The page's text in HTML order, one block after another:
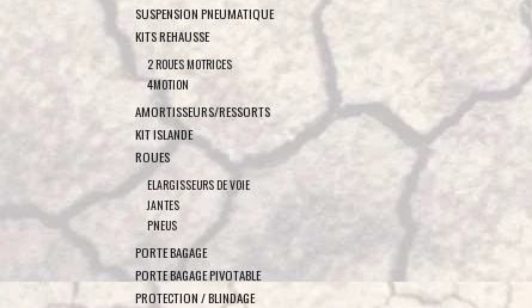
SUSPENSION PNEUMATIQUE
KITS REHAUSSE
2 ROUES MOTRICES
4MOTION
AMORTISSEURS/RESSORTS
KIT ISLANDE
ROUES
ELARGISSEURS DE VOIE
JANTES
PNEUS
PORTE BAGAGE
PORTE BAGAGE PIVOTABLE
PROTECTION / BLINDAGE